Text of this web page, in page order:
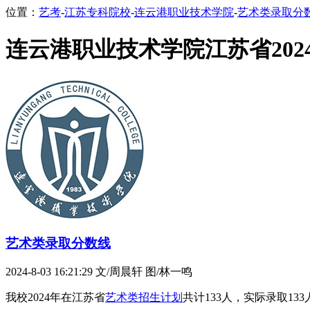
位置： 艺考-江苏专科院校-连云港职业技术学院-艺术类录取分
连云港职业技术学院江苏省
艺术类录取分数线
2024-8-03 16:21:29 文/周晨轩 图/林一鸣
我校2024年在江苏省艺术类招生计划 共计133人，实际录取